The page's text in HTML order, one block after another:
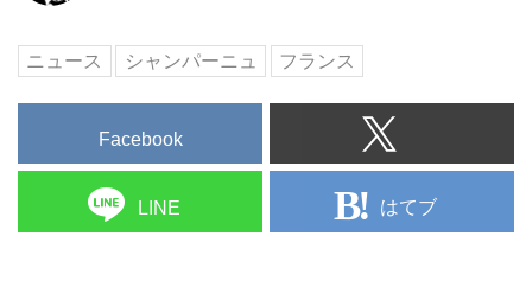
ニュース シャンパーニュ フランス
Facebook
LINE はてブ